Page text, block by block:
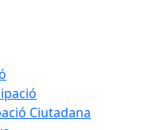
Ciutadana